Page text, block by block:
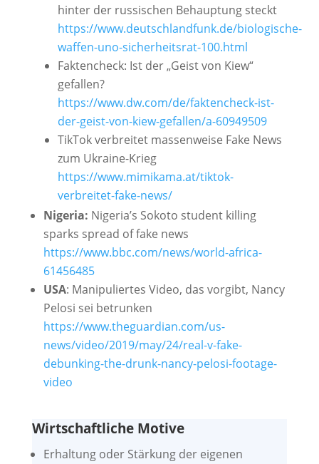
hinter der russischen Behauptung steckt
https://www.deutschlandfunk.de/biologische-
waffen-uno-sicherheitsrat-100.html
Faktencheck: Ist der „Geist von Kiew“
gefallen?
https://www.dw.com/de/faktencheck-ist-
der-geist-von-kiew-gefallen/a-60949509
TikTok verbreitet massenweise Fake News
zum Ukraine-Krieg
https://www.mimikama.at/tiktok-
verbreitet-fake-news/
Nigeria: Nigeria’s Sokoto student killing
sparks spread of fake news
https://www.bbc.com/news/world-africa-
61456485
USA: Manipuliertes Video, das vorgibt, Nancy
Pelosi sei betrunken
https://www.theguardian.com/us-
news/video/2019/may/24/real-v-fake-
debunking-the-drunk-nancy-pelosi-footage-
video
Wirtschaftliche Motive
Erhaltung oder Stärkung der eigenen